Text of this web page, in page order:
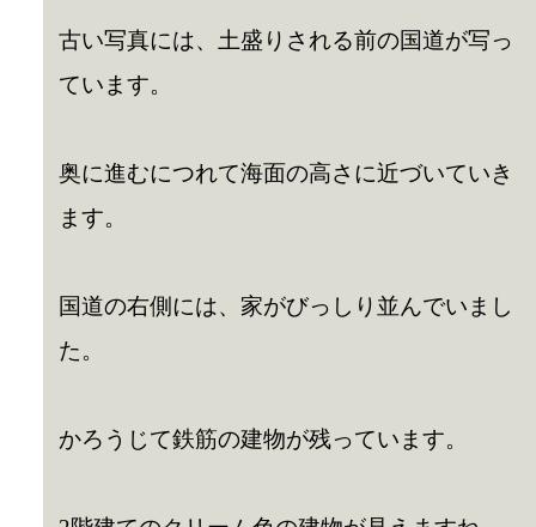
古い写真には、土盛りされる前の国道が写っ
ています。
奥に進むにつれて海面の高さに近づいていき
ます。
国道の右側には、家がびっしり並んでいまし
た。
かろうじて鉄筋の建物が残っています。